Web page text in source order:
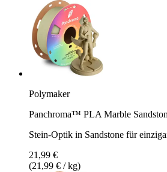
Polymaker
Panchroma™ PLA Marble
Stein-Optik in Sandstone für
21,99 €
(21,99 € / kg)